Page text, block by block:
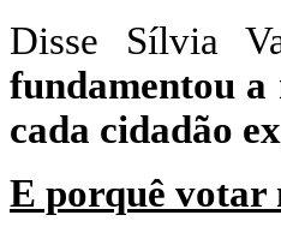
Disse Sílvia
fundamentou a
cada cidadão
E porquê votar